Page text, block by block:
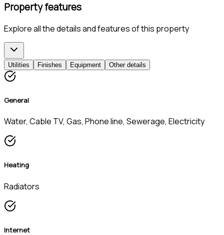
Property features
Explore all the details and features of this property
Utilities Finishes Equipment Other details
General
Water, Cable TV, Gas, Phone line, Sewerage, Electricity
Heating
Radiators
Internet